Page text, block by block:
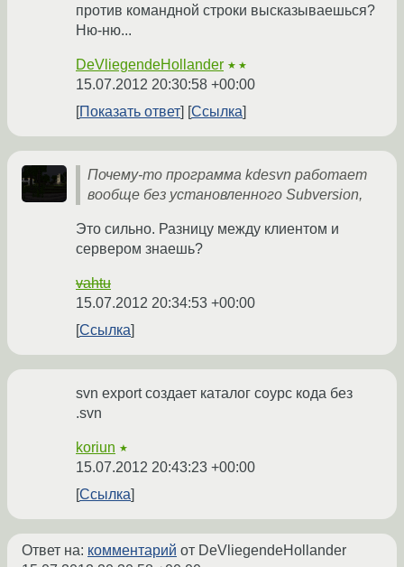
против командной строки высказываешься?
Ню-ню...
DeVliegendeHollander ★★
15.07.2012 20:30:58 +00:00
Показать ответ
Ссылка
Почему-то программа kdesvn работает
вообще без установленного Subversion,
Это сильно. Разницу между клиентом и
сервером знаешь?
vahtu
15.07.2012 20:34:53 +00:00
Ссылка
svn export создает каталог соурс кода без
.svn
koriun ★
15.07.2012 20:43:23 +00:00
Ссылка
Ответ на: комментарий от DeVliegendeHollander